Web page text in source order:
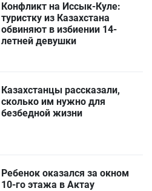
Конфликт на Иссык-Куле:
туристку из Казахстана
обвиняют в избиении 14-
летней девушки
Казахстанцы рассказали,
сколько им нужно для
безбедной жизни
Ребенок оказался за окном
10-го этажа в Актау